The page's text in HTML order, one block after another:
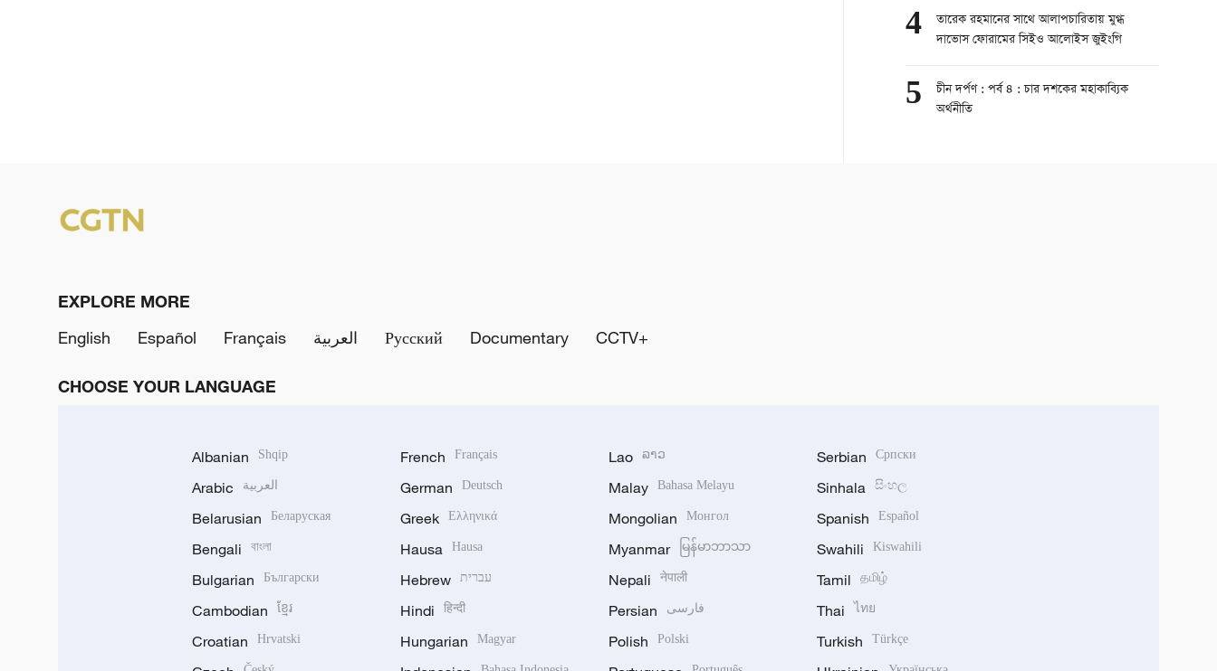
part 2
4
তারেক রহমানের সাথে আলাপচারিতায় মুগ্ধ
দাভোস ফোরামের সিইও আলোইস জুইংগি
5
চীন দর্পণ : পর্ব ৪ : চার দশকের মহাকাব্যিক
অর্থনীতি
EXPLORE MORE
English
Español Français العربية Русский Documentary CCTV+
CHOOSE YOUR LANGUAGE
Albanian Shqip
Arabic العربية
Belarusian Беларуская
Bengali বাংলা
Bulgarian Български
Cambodian ខ្មែរ
Croatian Hrvatski
French Français
German Deutsch
Greek Ελληνικά
Hausa Hausa
Hebrew עברית
Hindi हिन्दी
Hungarian Magyar
Lao ລາວ
Malay Bahasa Melayu
Mongolian Монгол
Myanmar မြန်မာဘာသာ
Nepali नेपाली
Persian فارسی
Polish Polski
Serbian Српски
Sinhala සිංහල
Spanish Español
Swahili Kiswahili
Tamil தமிழ்
Thai ไทย
Turkish Türkçe